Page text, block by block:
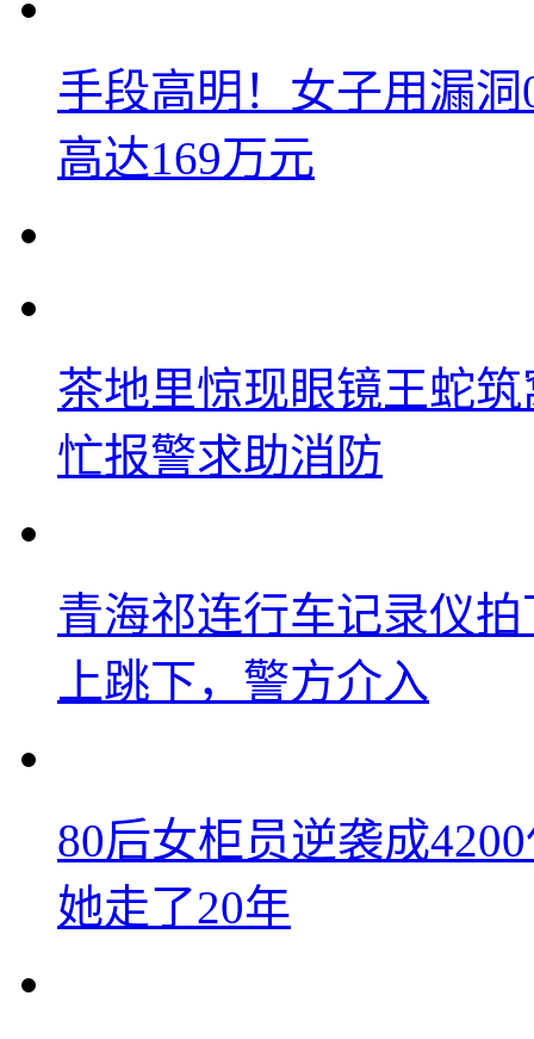
手段高明！女子用漏
高达169万元
茶地里惊现眼镜王蛇
忙报警求助消防
青海祁连行车记录仪
上跳下，警方介入
80后女柜员逆袭成
她走了20年